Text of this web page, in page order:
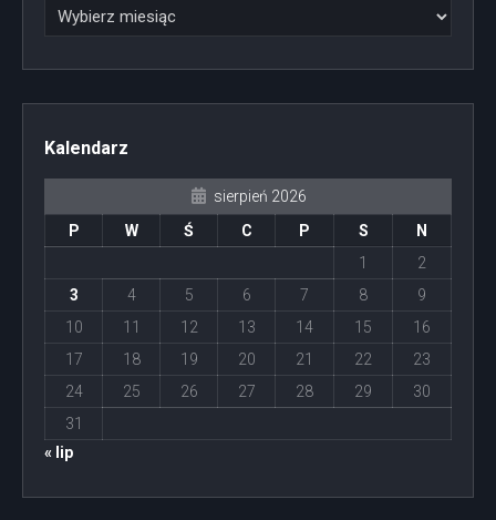
Kalendarz
sierpień 2026
P
W Ś C P S
N
1
2
3
4 5 6 7 8
9
10
11 12 13 14 15
16
17
18 19 20 21 22
23
24
25 26 27 28 29
30
31
« lip